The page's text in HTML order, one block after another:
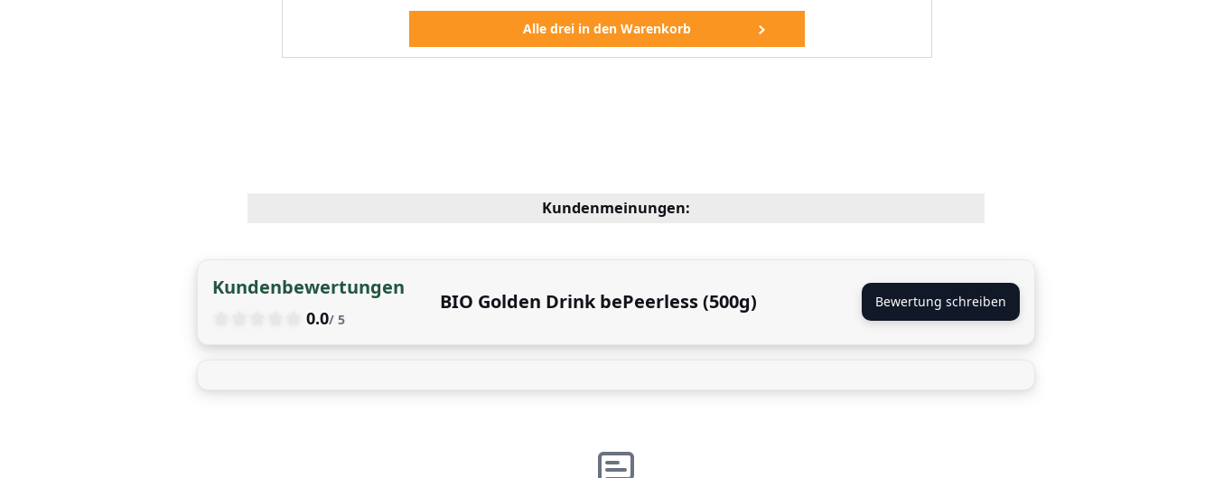
Kundenmeinungen:
Kundenbewertungen
0.0/ 5
BIO Golden Drink bePeerless (500g) Bewertung schreiben